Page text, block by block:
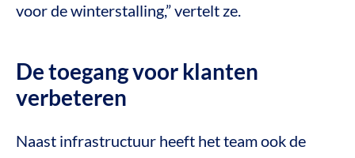
voor de winterstalling,” vertelt ze.
De toegang voor klanten
verbeteren
Naast infrastructuur heeft het team ook de